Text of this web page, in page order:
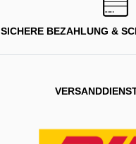
SICHERE BEZAHLUNG &